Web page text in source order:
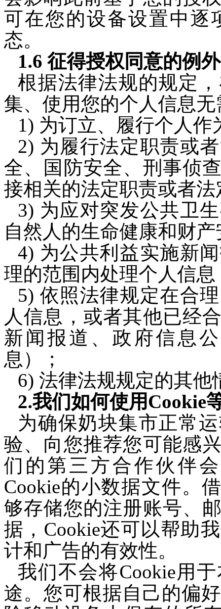
可在您的设备设置中逐
态。
1.6 征得授权同意的例外
根据法律法规的规定
集、使用您的个人信息
1) 为订立、履行个人
2) 为履行法定职责或
全、国防安全、刑事侦
接相关的法定职责或者
3) 为应对突发公共卫
自然人的生命健康和财
4) 为公共利益实施新
理的范围内处理个人信息
5) 依照法律规定在合
人信息，或者其他已经
新闻报道、政府信息
息）；
6) 法律法规规定的其他
2.我们如何使用Cookie
为确保奶块集市正常
验、向您推荐您可能感
们的第三方合作伙伴
Cookie的小数据文件。
够存储您的注册账号、
据，Cookie还可以帮助
计和广告的有效性。
我们不会将Cookie用
途。您可根据自己的偏